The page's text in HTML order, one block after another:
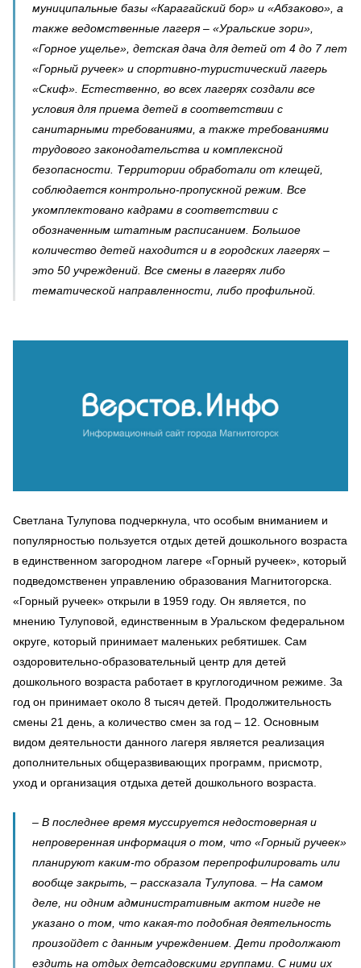
муниципальные базы «Карагайский бор» и «Абзаково», а
также ведомственные лагеря – «Уральские зори»,
«Горное ущелье», детская дача для детей от 4 до 7 лет
«Горный ручеек» и спортивно-туристический лагерь
«Скиф». Естественно, во всех лагерях создали все
условия для приема детей в соответствии с
санитарными требованиями, а также требованиями
трудового законодательства и комплексной
безопасности. Территории обработали от клещей,
соблюдается контрольно-пропускной режим. Все
укомплектовано кадрами в соответствии с
обозначенным штатным расписанием. Большое
количество детей находится и в городских лагерях –
это 50 учреждений. Все смены в лагерях либо
тематической направленности, либо профильной.
Светлана Тулупова подчеркнула, что особым вниманием и
популярностью пользуется отдых детей дошкольного возраста
в единственном загородном лагере «Горный ручеек», который
подведомственен управлению образования Магнитогорска.
«Горный ручеек» открыли в 1959 году. Он является, по
мнению Тулуповой, единственным в Уральском федеральном
округе, который принимает маленьких ребятишек. Сам
оздоровительно-образовательный центр для детей
дошкольного возраста работает в круглогодичном режиме. За
год он принимает около 8 тысяч детей. Продолжительность
смены 21 день, а количество смен за год – 12. Основным
видом деятельности данного лагеря является реализация
дополнительных общеразвивающих программ, присмотр,
уход и организация отдыха детей дошкольного возраста.
– В последнее время муссируется недостоверная и
непроверенная информация о том, что «Горный ручеек»
планируют каким-то образом перепрофилировать или
вообще закрыть, – рассказала Тулупова. – На самом
деле, ни одним административным актом нигде не
указано о том, что какая-то подобная деятельность
произойдет с данным учреждением. Дети продолжают
ездить на отдых детсадовскими группами. С ними их